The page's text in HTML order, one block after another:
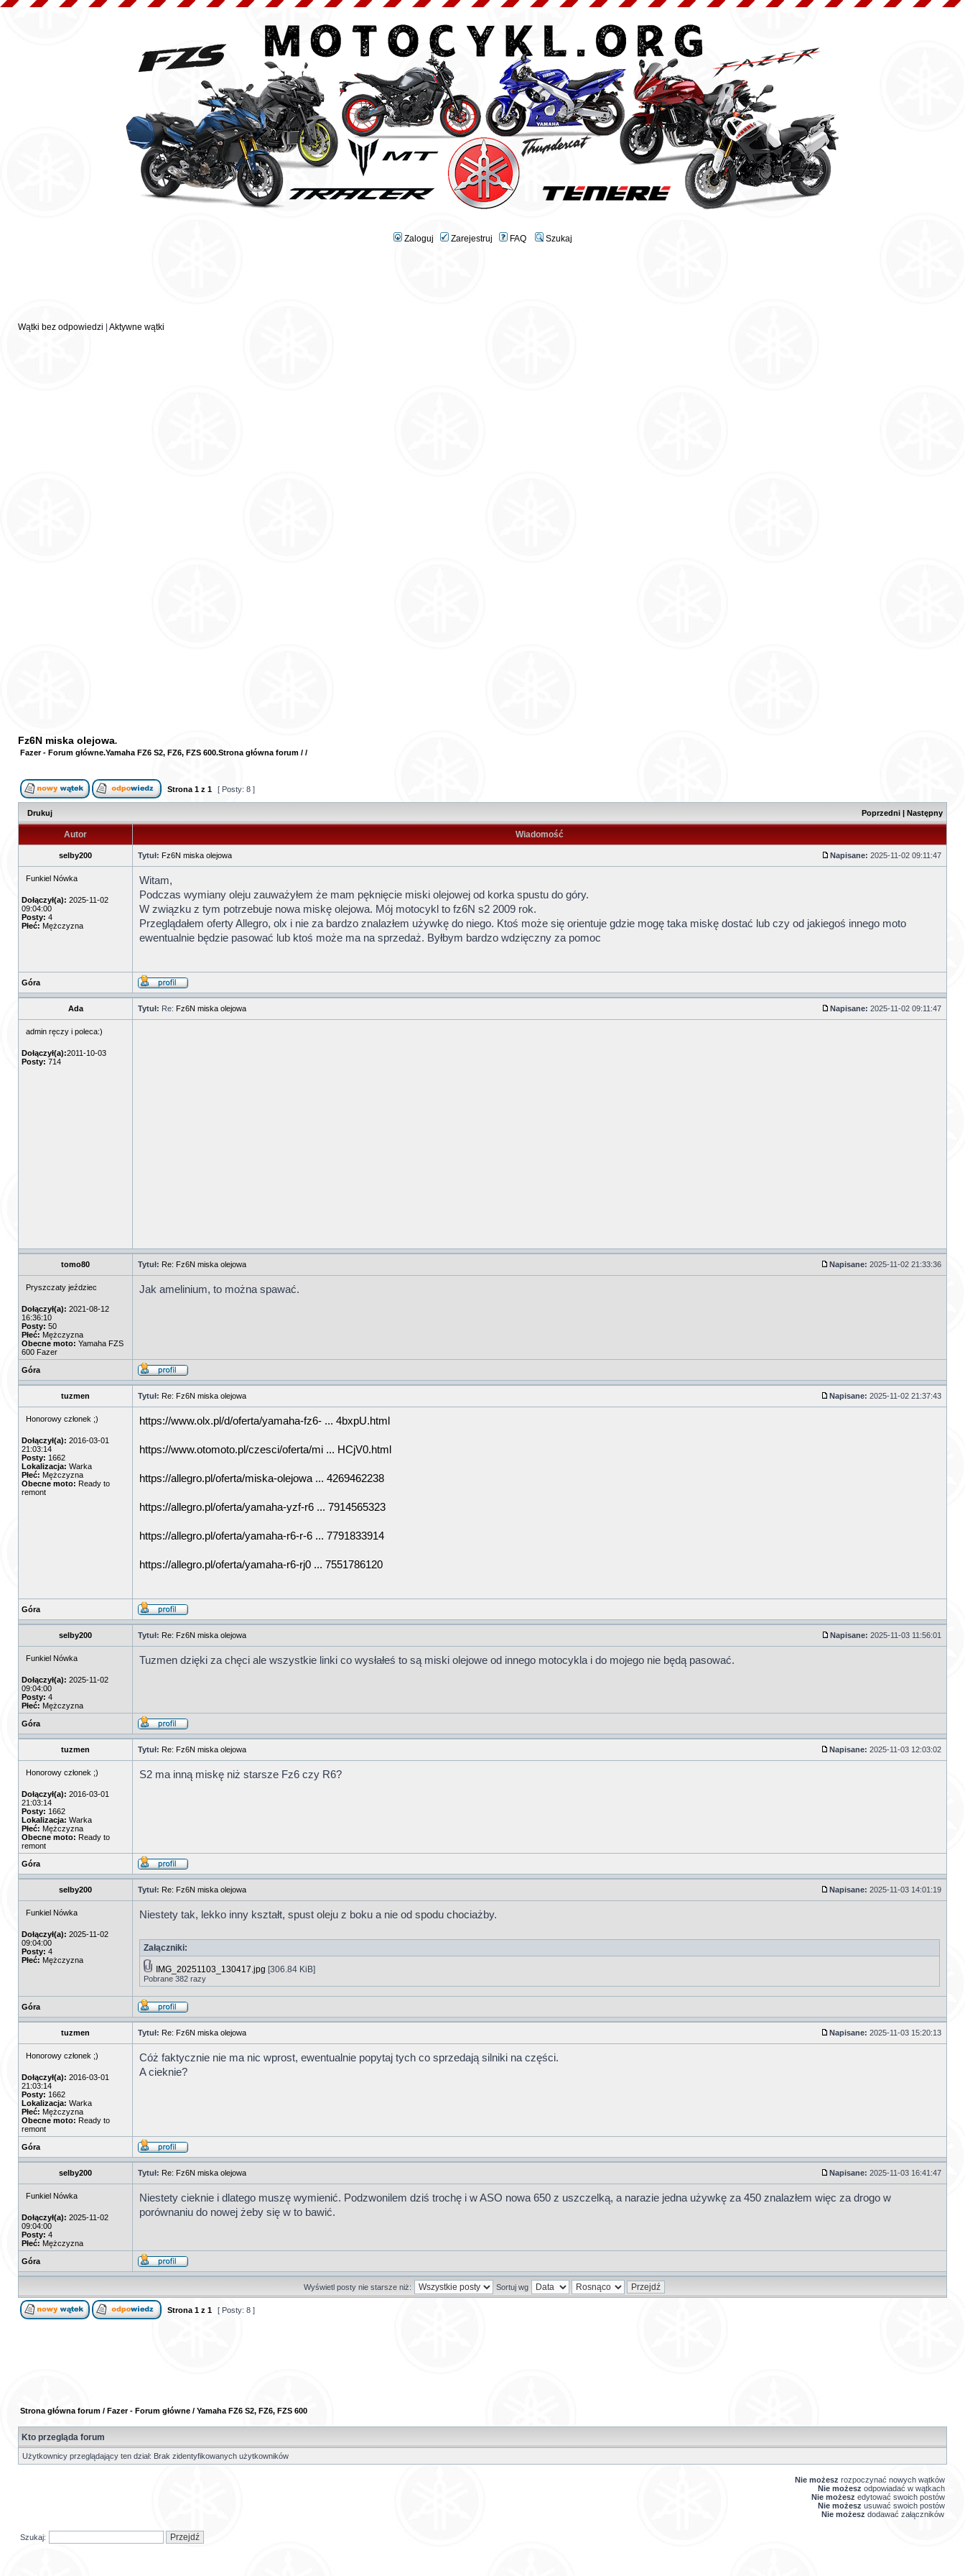
Zaloguj Zarejestruj FAQ Szukaj
Wątki bez odpowiedzi Aktywne wątki
Fz6N miska olejowa
Strona główna forum /
Fazer - Forum główne /
Yamaha FZ6 S2, FZ6, FZS 600
Strona 1 z 1 [ Posty: 8 ]
Drukuj Poprzedni | Następny
Autor Wiadomość
selby200 Tytuł: Fz6N miska olejowa Napisane: 2025-11-02 09:11:47
Funkiel Nówka
Dołączył(a): 2025-11-02
09:04:00
Posty: 4
Płeć: Mężczyzna
Witam,
Podczas wymiany oleju zauważyłem że mam pęknięcie miski olejowej od korka spustu do góry.
W związku z tym potrzebuje nowa miskę olejowa. Mój motocykl to fz6N s2 2009 rok.
Przeglądałem oferty Allegro, olx i nie za bardzo znalazłem używkę do niego. Ktoś może się orientuje gdzie mogę taka miskę dostać lub czy od jakiegoś innego moto
ewentualnie będzie pasować lub ktoś może ma na sprzedaż. Byłbym bardzo wdzięczny za pomoc
Góra
Ada Tytuł: Re: Fz6N miska olejowa Napisane: 2025-11-02 09:11:47
admin ręczy i poleca:)
Dołączył(a):2011-10-03
Posty: 714
tomo80 Tytuł: Re: Fz6N miska olejowa Napisane: 2025-11-02 21:33:36
Pryszczaty jeździec
Dołączył(a): 2021-08-12
16:36:10
Posty: 50
Płeć: Mężczyzna
Obecne moto: Yamaha FZS
600 Fazer
Jak amelinium, to można spawać.
Góra
tuzmen Tytuł: Re: Fz6N miska olejowa Napisane: 2025-11-02 21:37:43
Honorowy członek ;)
Dołączył(a): 2016-03-01
21:03:14
Posty: 1662
Lokalizacja: Warka
Płeć: Mężczyzna
Obecne moto: Ready to
remont
https://www.olx.pl/d/oferta/yamaha-fz6- ... 4bxpU.html
https://www.otomoto.pl/czesci/oferta/mi ... HCjV0.html
https://allegro.pl/oferta/miska-olejowa ... 4269462238
https://allegro.pl/oferta/yamaha-yzf-r6 ... 7914565323
https://allegro.pl/oferta/yamaha-r6-r-6 ... 7791833914
https://allegro.pl/oferta/yamaha-r6-rj0 ... 7551786120
Góra
selby200 Tytuł: Re: Fz6N miska olejowa Napisane: 2025-11-03 11:56:01
Funkiel Nówka
Dołączył(a): 2025-11-02
09:04:00
Posty: 4
Płeć: Mężczyzna
Tuzmen dzięki za chęci ale wszystkie linki co wysłałeś to są miski olejowe od innego motocykla i do mojego nie będą pasować.
Góra
tuzmen Tytuł: Re: Fz6N miska olejowa Napisane: 2025-11-03 12:03:02
Honorowy członek ;)
Dołączył(a): 2016-03-01
21:03:14
Posty: 1662
Lokalizacja: Warka
Płeć: Mężczyzna
Obecne moto: Ready to
remont
S2 ma inną miskę niż starsze Fz6 czy R6?
Góra
selby200 Tytuł: Re: Fz6N miska olejowa Napisane: 2025-11-03 14:01:19
Funkiel Nówka
Dołączył(a): 2025-11-02
09:04:00
Posty: 4
Płeć: Mężczyzna
Niestety tak, lekko inny kształt, spust oleju z boku a nie od spodu chociażby.
Załączniki:
IMG_20251103_130417.jpg [306.84 KiB]
Pobrane 382 razy
Góra
tuzmen Tytuł: Re: Fz6N miska olejowa Napisane: 2025-11-03 15:20:13
Honorowy członek ;)
Dołączył(a): 2016-03-01
21:03:14
Posty: 1662
Lokalizacja: Warka
Płeć: Mężczyzna
Obecne moto: Ready to
remont
Cóż faktycznie nie ma nic wprost, ewentualnie popytaj tych co sprzedają silniki na części.
A cieknie?
Góra
selby200 Tytuł: Re: Fz6N miska olejowa Napisane: 2025-11-03 16:41:47
Funkiel Nówka
Dołączył(a): 2025-11-02
09:04:00
Posty: 4
Płeć: Mężczyzna
Niestety cieknie i dlatego muszę wymienić. Podzwonilem dziś trochę i w ASO nowa 650 z uszczelką, a narazie jedna używkę za 450 znalazłem więc za drogo w
porównaniu do nowej żeby się w to bawić.
Góra
Wyświetl posty nie starsze niż: Sortuj wg
Strona 1 z 1 [ Posty: 8 ]
Strona główna forum / Fazer - Forum główne / Yamaha FZ6 S2, FZ6, FZS 600
Kto przegląda forum
Użytkownicy przeglądający ten dział: Brak zidentyfikowanych użytkowników
Nie możesz rozpoczynać nowych wątków
Nie możesz odpowiadać w wątkach
Nie możesz edytować swoich postów
Nie możesz usuwać swoich postów
Nie możesz dodawać załączników
Szukaj: